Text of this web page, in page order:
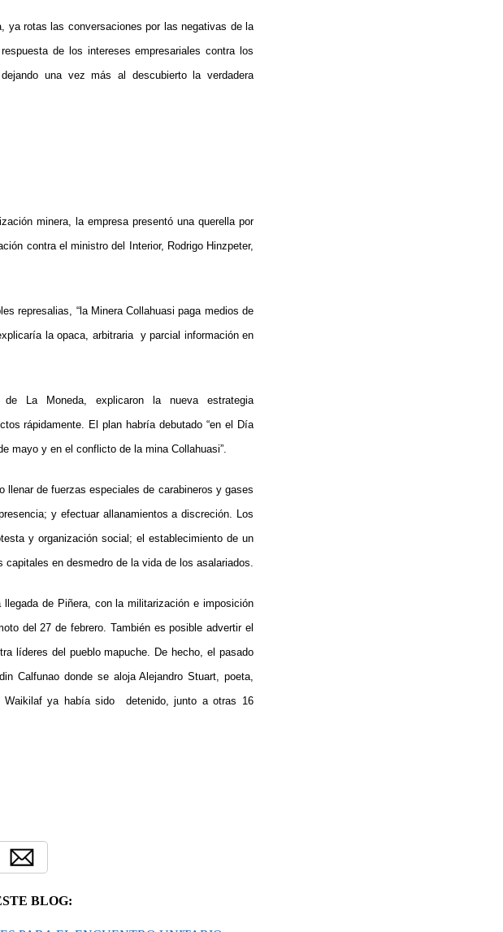
ya rotas las conversaciones por las negativas de la
de los intereses empresariales contra los
una vez más al descubierto la verdadera
minera, la empresa presentó una querella por
contra el ministro del Interior, Rodrigo Hinzpeter,
represalias, “la Minera Collahuasi paga medios de
la opaca, arbitraria
y parcial información en
La Moneda, explicaron la nueva estrategia
rápidamente. El plan habría debutado “en el Día
mayo y en el conflicto de la mina Collahuasi”.
llenar de fuerzas especiales de carabineros y gases
y efectuar allanamientos a discreción. Los
y organización social; el establecimiento de un
en desmedro de la vida de los asalariados.
de Piñera, con la militarización e imposición
del 27 de febrero. También es posible advertir el
líderes del pueblo mapuche. De hecho, el pasado
Calfunao donde se aloja Alejandro Stuart, poeta,
Waikilaf ya había sido
detenido, junto a otras 16
BLOG: